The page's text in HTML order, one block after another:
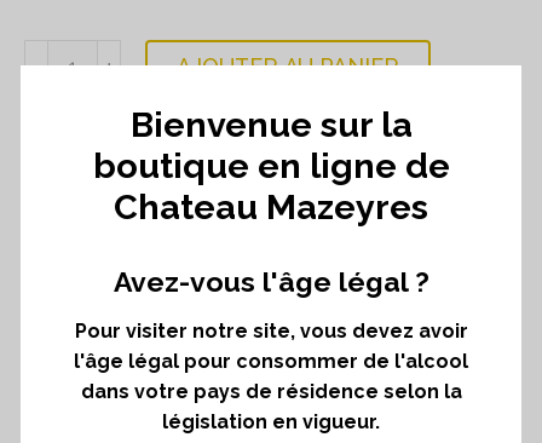
﹣ ﹢ AJOUTER AU PANIER
DESCRIPTION
signature, une sélection de l’ensemble de nos vins
comprenant :
Une bouteille du Seuil de Mazeyres 2023
Une bouteille de Château Mazeyres 2019
Une bouteille de Château Mazeyres 2020
Une bouteille de Château Mazeyres 2021
Bienvenue sur la
boutique en ligne de
Chateau Mazeyres
Avez-vous l'âge légal ?
Pour visiter notre site, vous devez avoir
l'âge légal pour consommer de l'alcool
dans votre pays de résidence selon la
législation en vigueur.